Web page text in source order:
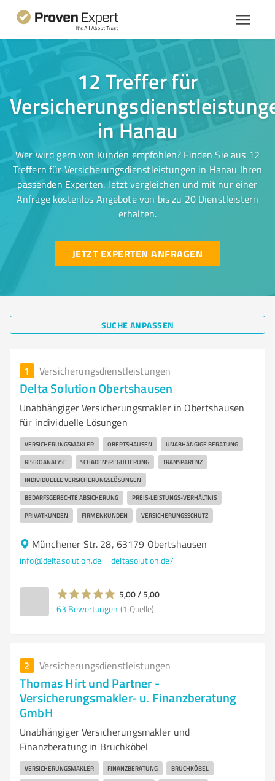
12 Treffer für
in Hanau
Wer wird gern von Kunden empfohlen? Finden Sie aus 12
Treffern für Versicherungsdienstleistungen in Hanau Ihren
passenden Experten. Jetzt vergleichen und mit nur einer
Anfrage kostenlos Angebote von bis zu 20 Dienstleistern
erhalten.
JETZT EXPERTEN ANFRAGEN
SUCHE ANPASSEN
1 Versicherungsdienstleistungen
Delta Solution Obertshausen
Unabhängiger Versicherungsmakler in Obertshausen
für individuelle Lösungen
VERSICHERUNGSMAKLER OBERTSHAUSEN UNABHÄNGIGE BERATUNG
RISIKOANALYSE SCHADENSREGULIERUNG TRANSPARENZ
INDIVIDUELLE VERSICHERUNGSLÖSUNGEN
BEDARFSGERECHTE ABSICHERUNG PREIS-LEISTUNGS-VERHÄLTNIS
PRIVATKUNDEN FIRMENKUNDEN VERSICHERUNGSSCHUTZ
Münchener Str. 28, 63179 Obertshausen
info@deltasolution.de deltasolution.de/
5,00 / 5,00
63 Bewertungen (1 Quelle)
2 Versicherungsdienstleistungen
Thomas Hirt und Partner -
Versicherungsmakler- u. Finanzberatung
GmbH
Unabhängiger Versicherungsmakler und
Finanzberatung in Bruchköbel
VERSICHERUNGSMAKLER FINANZBERATUNG BRUCHKÖBEL